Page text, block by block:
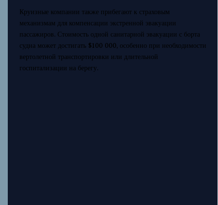
Круизные компании также прибегают к страховым
механизмам для компенсации экстренной эвакуации
пассажиров. Стоимость одной санитарной эвакуации с борта
судна может достигать $100 000, особенно при необходимости
вертолетной транспортировки или длительной
госпитализации на берегу.